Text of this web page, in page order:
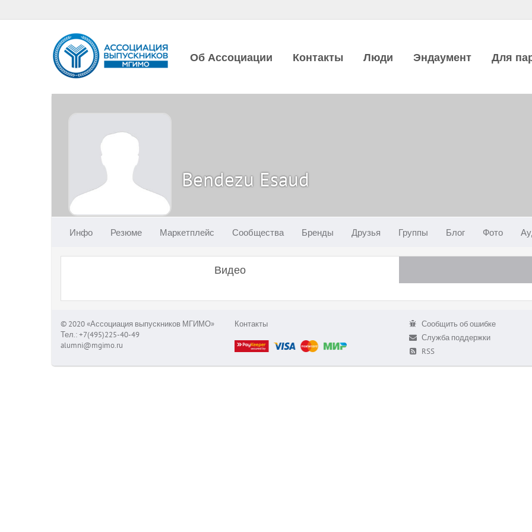
Об Ассоциации Контакты Люди Эндаумент Для
Bendezu Esaud
Инфо Резюме Маркетплейс Сообщества Бренды Друзья Группы Блог Фото
Видео
© 2020 «Ассоциация выпускников МГИМО»
Тел.: +7(495)225-40-49
alumni@mgimo.ru
Контакты
Сообщить об ошибке
Служба поддержки
RSS